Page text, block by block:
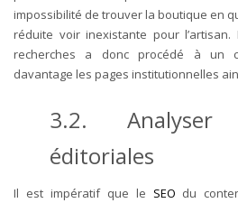
impossibilité de trouver la boutique en
réduite voir inexistante pour
recherches a donc procédé à un
davantage les pages institutionnelles
3.2.
éditoriales
Il est impératif que le SEO du